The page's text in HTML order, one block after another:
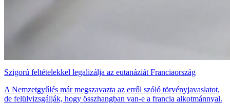
Szigorú feltételekkel legalizálja az eutanáziát Franciaország
A Nemzetgyűlés már megszavazta az erről szóló törvényjavaslatot,
de felülvizsgálják, hogy összhangban van-e a francia alkotmánnyal.